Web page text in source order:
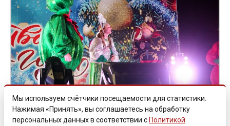
Мы используем счётчики посещаемости для статистики.
Нажимая «Принять», вы соглашаетесь на обработку
персональных данных в соответствии с Политикой